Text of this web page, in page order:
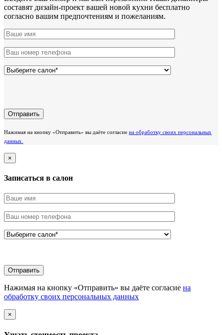
составят дизайн-проект вашей новой кухни бесплатно
согласно вашим предпочтениям и пожеланиям.
Нажимая на кнопку «Отправить» вы даёте согласие на обработку своих персональных
данных.
×
Записаться в салон
Нажимая на кнопку «Отправить» вы даёте согласие на
обработку своих персональных данных
×